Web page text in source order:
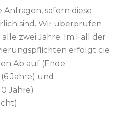
Anfragen, sofern diese
sind. Wir überprüfen
zwei Jahre. Im Fall der
erfolgt die
Ablauf (Ende
Jahre) und
Jahre)